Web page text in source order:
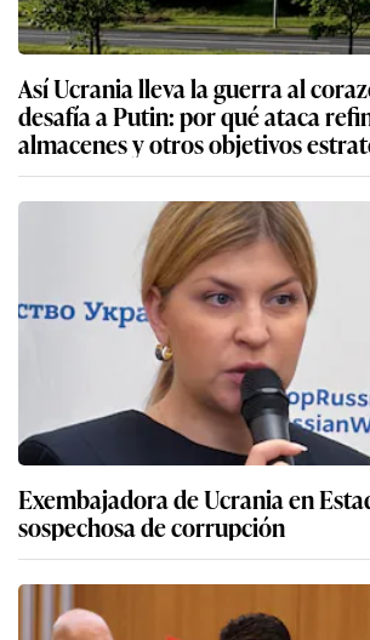
Así Ucrania lleva la guerra al
desafía a Putin: por qué ataca
almacenes y otros objetivos
Exembajadora de Ucrania en
sospechosa de corrupción